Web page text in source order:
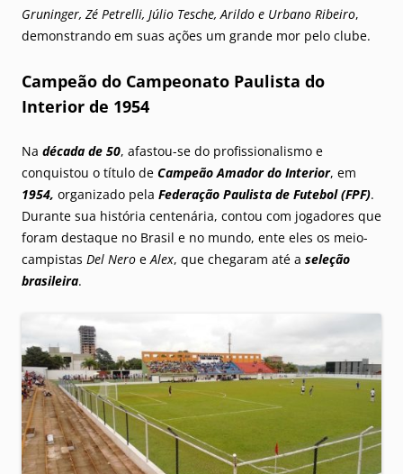
Gruninger, Zé Petrelli, Júlio Tesche, Arildo e Urbano Ribeiro,
demonstrando em suas ações um grande mor pelo clube.
Campeão do Campeonato Paulista do
Interior de 1954
Na década de 50, afastou-se do profissionalismo e
conquistou o título de Campeão Amador do Interior, em
1954, organizado pela Federação Paulista de Futebol (FPF).
Durante sua história centenária, contou com jogadores que
foram destaque no Brasil e no mundo, ente eles os meio-
campistas Del Nero eAlex, que chegaram até a seleção
brasileira.